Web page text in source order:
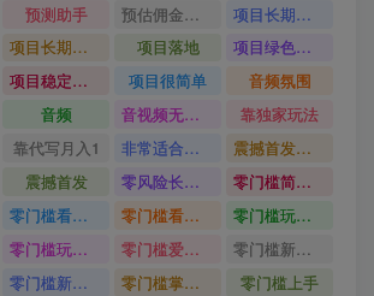
预测助手
预估佣金有2200
项目长期稳定宝妈上班族既能兼职增收
项目长期稳定
项目落地
项目绿色长久
项目稳定落地两年以上
项目很简单
音频氛围
音频
音视频无损切割剪辑神器
靠独家玩法
靠代写月入1
非常适合小白快速上手
震撼首发小白利用电脑做游戏搬砖
震撼首发
零风险长期做
零门槛简单易上手
零门槛看完就能上手只需一部手机轻松日收30
零门槛看完就能上手
零门槛玩转伙伴计划与精选独家单日稳定收益1k
零门槛玩转伙伴计划与精选独家
零门槛爱奇艺变现冷门赛道
零门槛新手快速入门闲鱼电商日赚百元新手必看教程
零门槛新手快速入门闲鱼电商日赚百元
零门槛掌握汽车赛道变现玩法
零门槛上手